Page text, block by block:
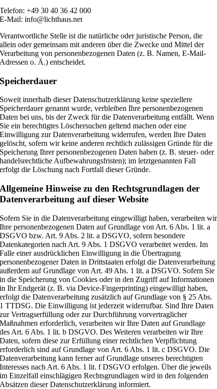
Telefon: +49 30 40 36 42 000
E-Mail: info@lichthaus.net
Verantwortliche Stelle ist die natürliche oder juristische Person, die
allein oder gemeinsam mit anderen über die Zwecke und Mittel der
Verarbeitung von personenbezogenen Daten (z. B. Namen, E-Mail-
Adressen o. Ä.) entscheidet.
Speicherdauer
Soweit innerhalb dieser Datenschutzerklärung keine speziellere
Speicherdauer genannt wurde, verbleiben Ihre personenbezogenen
Daten bei uns, bis der Zweck für die Datenverarbeitung entfällt. Wenn
Sie ein berechtigtes Löschersuchen geltend machen oder eine
Einwilligung zur Datenverarbeitung widerrufen, werden Ihre Daten
gelöscht, sofern wir keine anderen rechtlich zulässigen Gründe für die
Speicherung Ihrer personenbezogenen Daten haben (z. B. steuer- oder
handelsrechtliche Aufbewahrungsfristen); im letztgenannten Fall
erfolgt die Löschung nach Fortfall dieser Gründe.
Allgemeine Hinweise zu den Rechtsgrundlagen der
Datenverarbeitung auf dieser Website
Sofern Sie in die Datenverarbeitung eingewilligt haben, verarbeiten wir
Ihre personenbezogenen Daten auf Grundlage von Art. 6 Abs. 1 lit. a
DSGVO bzw. Art. 9 Abs. 2 lit. a DSGVO, sofern besondere
Datenkategorien nach Art. 9 Abs. 1 DSGVO verarbeitet werden. Im
Falle einer ausdrücklichen Einwilligung in die Übertragung
personenbezogener Daten in Drittstaaten erfolgt die Datenverarbeitung
außerdem auf Grundlage von Art. 49 Abs. 1 lit. a DSGVO. Sofern Sie
in die Speicherung von Cookies oder in den Zugriff auf Informationen
in Ihr Endgerät (z. B. via Device-Fingerprinting) eingewilligt haben,
erfolgt die Datenverarbeitung zusätzlich auf Grundlage von § 25 Abs.
1 TTDSG. Die Einwilligung ist jederzeit widerrufbar. Sind Ihre Daten
zur Vertragserfüllung oder zur Durchführung vorvertraglicher
Maßnahmen erforderlich, verarbeiten wir Ihre Daten auf Grundlage
des Art. 6 Abs. 1 lit. b DSGVO. Des Weiteren verarbeiten wir Ihre
Daten, sofern diese zur Erfüllung einer rechtlichen Verpflichtung
erforderlich sind auf Grundlage von Art. 6 Abs. 1 lit. c DSGVO. Die
Datenverarbeitung kann ferner auf Grundlage unseres berechtigten
Interesses nach Art. 6 Abs. 1 lit. f DSGVO erfolgen. Über die jeweils
im Einzelfall einschlägigen Rechtsgrundlagen wird in den folgenden
Absätzen dieser Datenschutzerklärung informiert.